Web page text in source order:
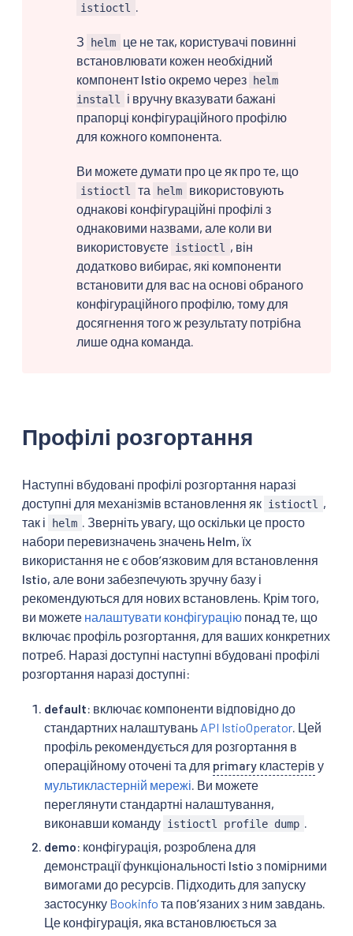
istioctl
З helm
це не так, користувачі повинні
встановлювати кожен необхідний
компонент Istio окремо через helm
install
і вручну вказувати бажані
прапорці конфігураційного профілю
для кожного компонента.
Ви можете думати про це як про те, що
istioctl та helm
використовують
однакові конфігураційні профілі з
однаковими назвами, але коли ви
використовуєте istioctl
, він
додатково вибирає, які компоненти
встановити для вас на основі обраного
конфігураційного профілю, тому для
досягнення того ж результату потрібна
лише одна команда.
Профілі розгортання
Наступні вбудовані профілі розгортання наразі
доступні для механізмів встановлення як istioctl
,
так і
helm
. Зверніть увагу, що оскільки це просто
набори перевизначень значень Helm, їх
використання не є обовʼязковим для встановлення
Istio, але вони забезпечують зручну базу і
рекомендуються для нових встановлень. Крім того,
ви можете налаштувати конфігурацію понад те, що
включає профіль розгортання, для ваших конкретних
потреб. Наразі доступні наступні вбудовані профілі
розгортання наразі доступні:
default: включає компоненти відповідно до
стандартних налаштувань API IstioOperator . Цей
профіль рекомендується для розгортання в
операційному оточені та для primary кластерів у
мультикластерній мережі . Ви можете
переглянути стандартні налаштування,
виконавши команду istioctl profile dump
demo: конфігурація, розроблена для
демонстрації функціональності Istio з помірними
вимогами до ресурсів. Підходить для запуску
застосунку Bookinfo та повʼязаних з ним завдань.
Це конфігурація, яка встановлюється за